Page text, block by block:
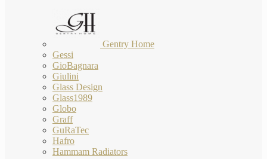
Gentry Home
Gessi
GioBagnara
Giulini
Glass Design
Glass1989
Globo
Graff
GuRaTec
Hafro
Hammam Radiators